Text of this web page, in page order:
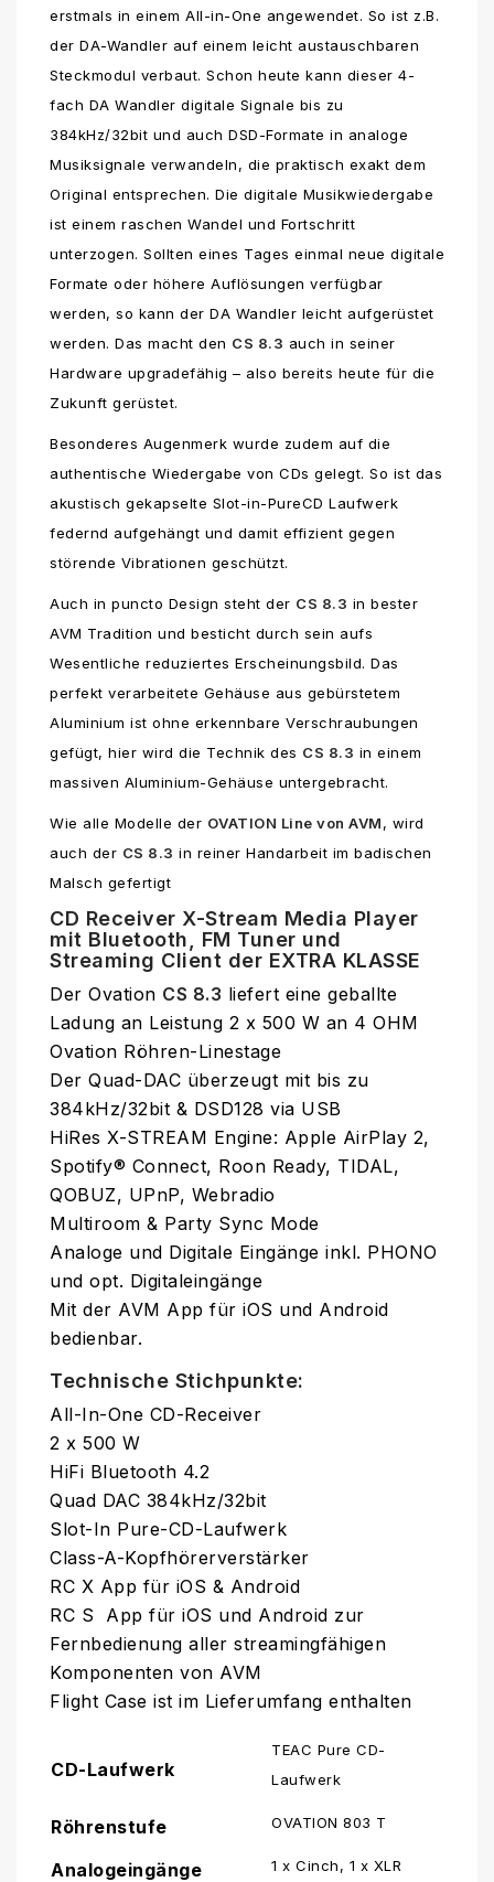
erstmals in einem All-in-One angewendet. So ist z.B.
der DA-Wandler auf einem leicht austauschbaren
Steckmodul verbaut. Schon heute kann dieser 4-
fach DA Wandler digitale Signale bis zu
384kHz/32bit und auch DSD-Formate in analoge
Musiksignale verwandeln, die praktisch exakt dem
Original entsprechen. Die digitale Musikwiedergabe
ist einem raschen Wandel und Fortschritt
unterzogen. Sollten eines Tages einmal neue digitale
Formate oder höhere Auflösungen verfügbar
werden, so kann der DA Wandler leicht aufgerüstet
werden. Das macht den CS 8.3 auch in seiner
Hardware upgradefähig – also bereits heute für die
Zukunft gerüstet.
Besonderes Augenmerk wurde zudem auf die
authentische Wiedergabe von CDs gelegt. So ist das
akustisch gekapselte Slot-in-PureCD Laufwerk
federnd aufgehängt und damit effizient gegen
störende Vibrationen geschützt.
Auch in puncto Design steht der CS 8.3 in bester
AVM Tradition und besticht durch sein aufs
Wesentliche reduziertes Erscheinungsbild. Das
perfekt verarbeitete Gehäuse aus gebürstetem
Aluminium ist ohne erkennbare Verschraubungen
gefügt, hier wird die Technik des CS 8.3 in einem
massiven Aluminium-Gehäuse untergebracht.
Wie alle Modelle der OVATION Line von AVM, wird
auch der CS 8.3 in reiner Handarbeit im badischen
Malsch gefertigt
CD Receiver X-Stream Media Player
mit Bluetooth, FM Tuner und
Streaming Client der EXTRA KLASSE
Der Ovation CS 8.3 liefert eine geballte
Ladung an Leistung 2 x 500 W an 4 OHM
Ovation Röhren-Linestage
Der Quad-DAC überzeugt mit bis zu
384kHz/32bit & DSD128 via USB
HiRes X-STREAM Engine: Apple AirPlay 2,
Spotify® Connect, Roon Ready, TIDAL,
QOBUZ, UPnP, Webradio
Multiroom & Party Sync Mode
Analoge und Digitale Eingänge inkl. PHONO
und opt. Digitaleingänge
Mit der AVM App für iOS und Android
bedienbar.
Technische Stichpunkte:
All-In-One CD-Receiver
2 x 500 W
HiFi Bluetooth 4.2
Quad DAC 384kHz/32bit
Slot-In Pure-CD-Laufwerk
Class-A-Kopfhörerverstärker
RC X App für iOS & Android
RC S App für iOS und Android zur
Fernbedienung aller streamingfähigen
Komponenten von AVM
Flight Case ist im Lieferumfang enthalten
CD-Laufwerk
TEAC Pure CD-
Laufwerk
Röhrenstufe OVATION 803 T
Analogeingänge 1 x Cinch, 1 x XLR